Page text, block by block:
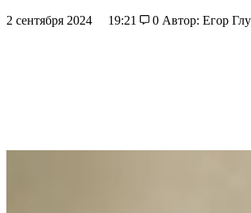
2 сентября 2024 19:21 0 Автор: Егор